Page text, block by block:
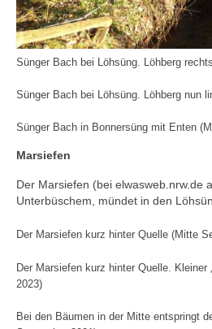
Sünger Bach bei Löhsüng. Löhberg
Sünger Bach bei Löhsüng. Löhberg nun
Sünger Bach in Bonnersüng mit Enten
Marsiefen
Der Marsiefen (bei elwasweb.nrw.de
Unterbüschem, mündet in den
Der Marsiefen kurz hinter Quelle (Mitte
Der Marsiefen kurz hinter Quelle. Kleiner
2023)
Bei den Bäumen in der Mitte entspringt